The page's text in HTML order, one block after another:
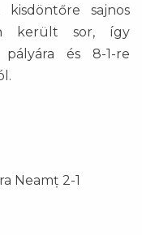
kisdöntőre sajnos
került sor, így
és 8-1-re
Neamț 2-1